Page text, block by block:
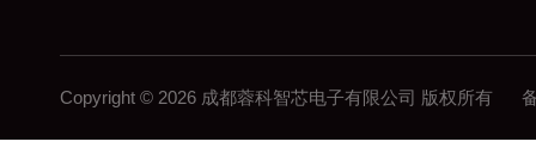
Copyright © 2026 成都蓉科智芯电子有限公司 版权所有